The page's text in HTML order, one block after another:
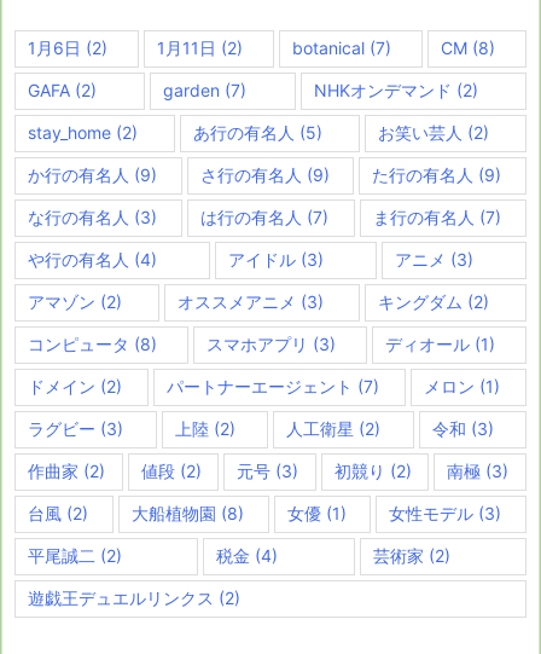
1月6日 (2) 1月11日 (2) botanical (7) CM (8)
GAFA (2) garden (7) NHKオンデマンド (2)
stay_home (2) あ行の有名人 (5) お笑い芸人 (2)
か行の有名人 (9) さ行の有名人 (9) た行の有名人 (9)
な行の有名人 (3) は行の有名人 (7) ま行の有名人 (7)
や行の有名人 (4) アイドル (3) アニメ (3)
アマゾン (2) オススメアニメ (3) キングダム (2)
コンピュータ (8) スマホアプリ (3) ディオール (1)
ドメイン (2) パートナーエージェント (7) メロン (1)
ラグビー (3) 上陸(2) 人工衛星 (2) 令和 (3)
作曲家 (2) 値段(2) 元号 (3) 初競り (2) 南極 (3)
台風 (2) 大船植物園 (8) 女優(1) 女性モデル (3)
平尾誠二 (2) 税金 (4) 芸術家 (2)
遊戯王デュエルリンクス (2)